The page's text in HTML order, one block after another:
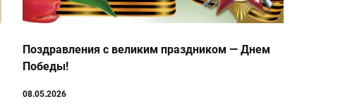
Поздравления с великим праздником — Днем
Победы!
08.05.2026